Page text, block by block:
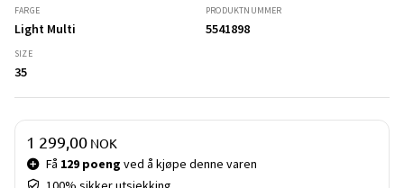
FARGE
Light Multi
PRODUKTNUMMER
5541898
SIZE
35
Pris og mengde
Få 129 poeng ved å kjøpe denne varen
1 299,00 NOK